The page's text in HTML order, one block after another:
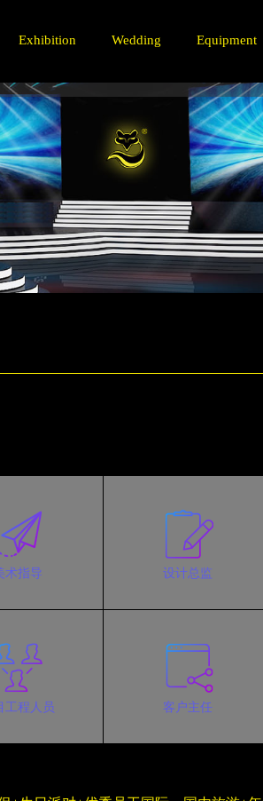
Exhibition Wedding Equipment
术指导 设计总监
工程人员 客户主任